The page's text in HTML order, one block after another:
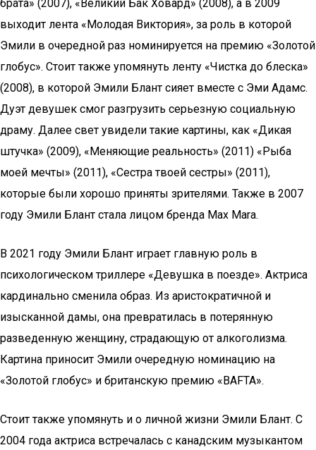
брата» (2007), «Великий Бак Ховард» (2008), а в 2009
выходит лента «Молодая Виктория», за роль в которой
Эмили в очередной раз номинируется на премию «Золотой
глобус». Стоит также упомянуть ленту «Чистка до блеска»
(2008), в которой Эмили Блант сияет вместе с Эми Адамс.
Дуэт девушек смог разгрузить серьезную социальную
драму. Далее свет увидели такие картины, как «Дикая
штучка» (2009), «Меняющие реальность» (2011) «Рыба
моей мечты» (2011), «Сестра твоей сестры» (2011),
которые были хорошо приняты зрителями. Также в 2007
году Эмили Блант стала лицом бренда Max Mara.
В 2021 году Эмили Блант играет главную роль в
психологическом триллере «Девушка в поезде». Актриса
кардинально сменила образ. Из аристократичной и
изысканной дамы, она превратилась в потерянную
разведенную женщину, страдающую от алкоголизма.
Картина приносит Эмили очередную номинацию на
«Золотой глобус» и британскую премию «BAFTA».
Стоит также упомянуть и о личной жизни Эмили Блант. С
2004 года актриса встречалась с канадским музыкантом